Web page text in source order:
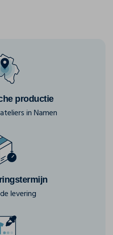
productie
in Namen
levering